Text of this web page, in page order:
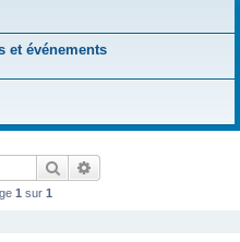
h
et événements
Rechercher
1 sur 1